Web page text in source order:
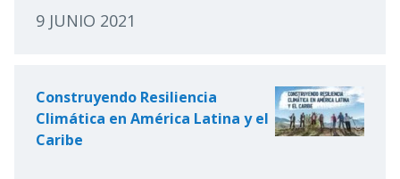
9 JUNIO 2021
Construyendo Resiliencia
Climática en América Latina y el
Caribe